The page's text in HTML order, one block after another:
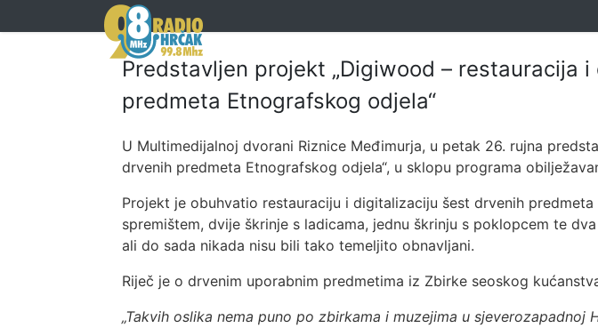
Predstavljen projekt „Digiwood – restauracija
predmeta Etnografskog odjela“
U Multimedijalnoj dvorani Riznice Međimurja, u petak 26. rujna
drvenih predmeta Etnografskog odjela“, u sklopu programa
Projekt je obuhvatio restauraciju i digitalizaciju šest drvenih
spremištem, dvije škrinje s ladicama, jednu škrinju s poklopcem te
ali do sada nikada nisu bili tako temeljito obnavljani.
Riječ je o drvenim uporabnim predmetima iz Zbirke seoskog
„Takvih oslika nema puno po zbirkama i muzejima u